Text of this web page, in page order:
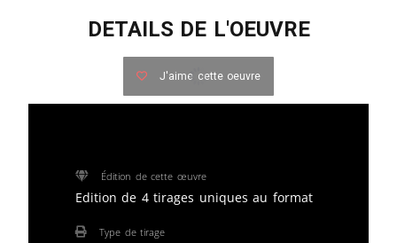
DETAILS DE L'OEUVRE
J'aime cette oeuvre
Édition de cette œuvre
Edition de 4 tirages uniques au format
Type de tirage